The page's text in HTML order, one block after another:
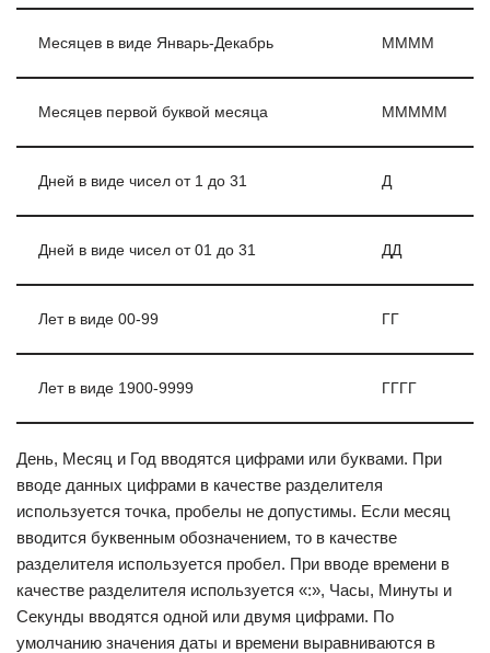
Месяцев в виде Январь-Декабрь ММММ
Месяцев первой буквой месяца МММММ
Дней в виде чисел от 1 до 31 Д
Дней в виде чисел от 01 до 31 ДД
Лет в виде 00-99 ГГ
Лет в виде 1900-9999 ГГГГ
День, Месяц и Год вводятся цифрами или буквами. При
вводе данных цифрами в качестве разделителя
используется точка, пробелы не допустимы. Если месяц
вводится буквенным обозначением, то в качестве
разделителя используется пробел. При вводе времени в
качестве разделителя используется «:», Часы, Минуты и
Секунды вводятся одной или двумя цифрами. По
умолчанию значения даты и времени выравниваются в